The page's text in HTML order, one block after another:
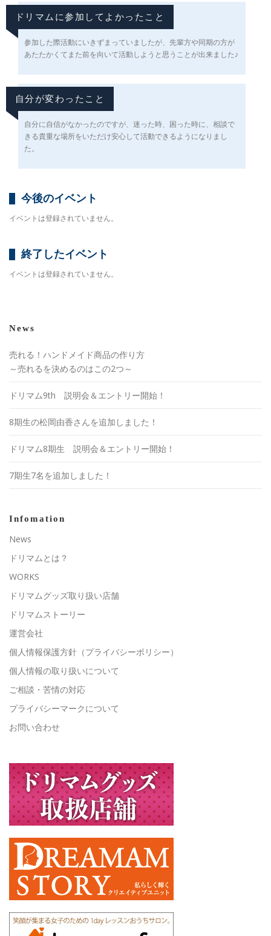
ドリマムに参加してよかったこと
参加した際活動にいきずまっていましたが、先輩方や同期の方が
あたたかくてまた前を向いて活動しようと思うことが出来ました♪
自分が変わったこと
自分に自信がなかったのですが、迷った時、困った時に、相談で
きる貴重な場所をいただけ安心して活動できるようになりまし
た。
今後のイベント
イベントは登録されていません。
終了したイベント
イベントは登録されていません。
News
売れる！ハンドメイド商品の作り方
～売れるを決めるのはこの2つ～
ドリマム9th 説明会＆エントリー開始！
8期生の松岡由香さんを追加しました！
ドリマム8期生 説明会＆エントリー開始！
7期生7名を追加しました！
Infomation
News
ドリマムとは？
WORKS
ドリマムグッズ取り扱い店舗
ドリマムストーリー
運営会社
個人情報保護方針（プライバシーポリシー）
個人情報の取り扱いについて
ご相談・苦情の対応
プライバシーマークについて
お問い合わせ